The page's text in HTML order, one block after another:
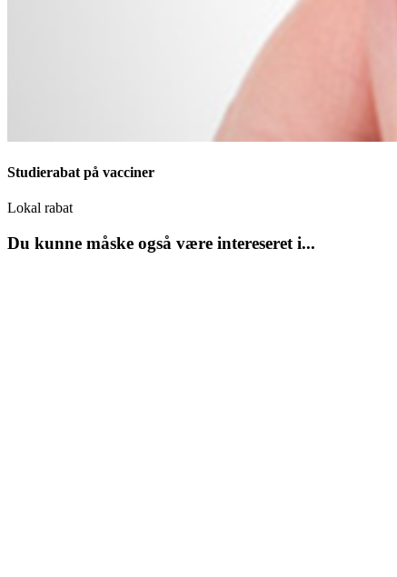
Studierabat på vacciner
Lokal rabat
Du kunne måske også være intereseret i...